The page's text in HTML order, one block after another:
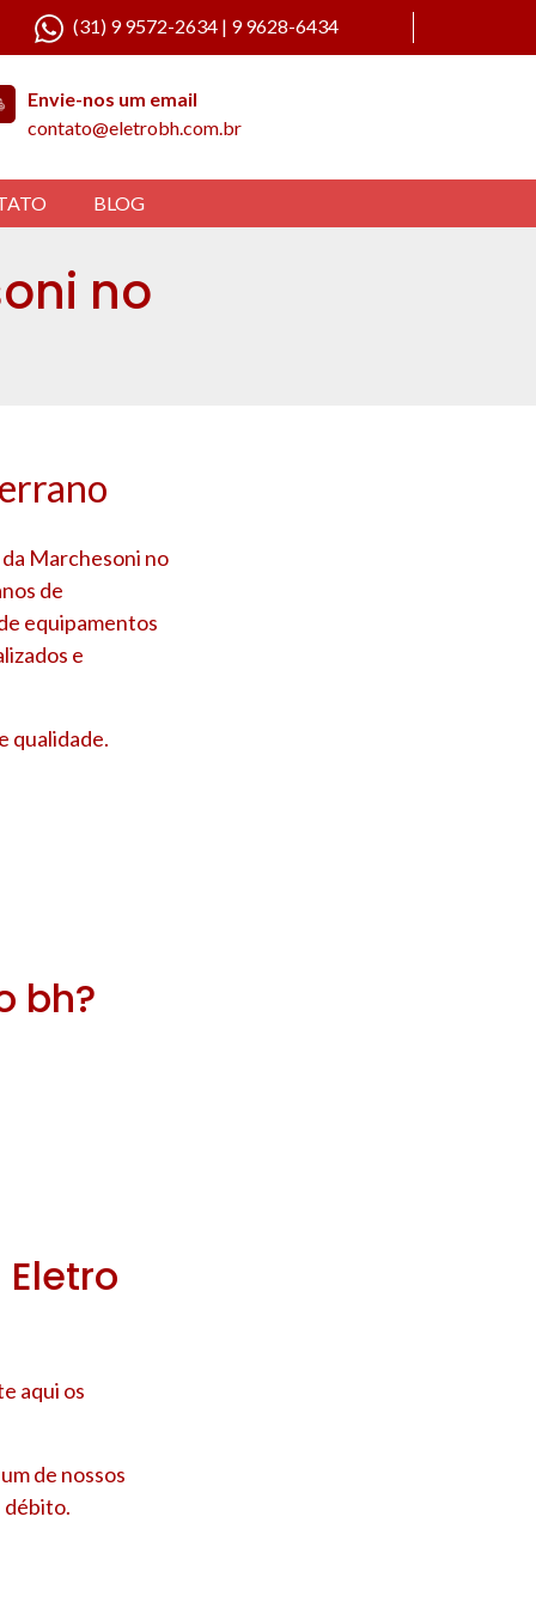
(31) 9 9572-2634 | 9 9628-6434
Envie-nos um email
contato@eletrobh.com.br
BLOG
no
Marchesoni no
de
equipamentos
e
qualidade.
bh?
aqui os
de nossos
débito.